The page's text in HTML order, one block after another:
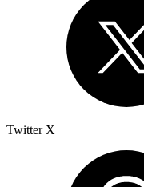
Twitter X